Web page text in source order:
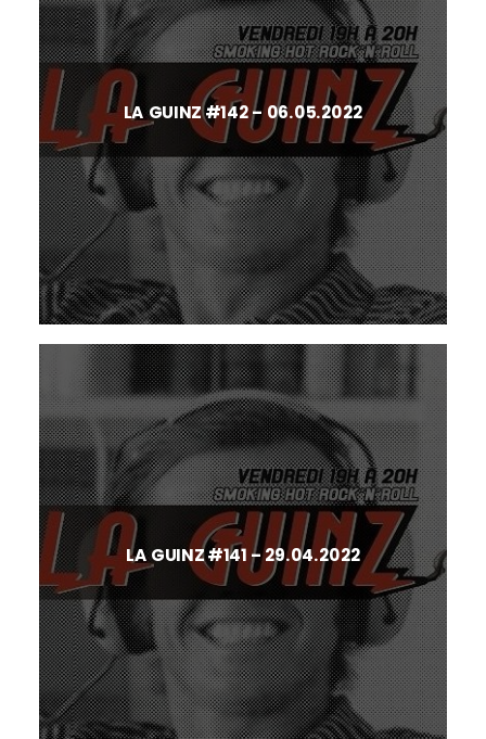
LA GUINZ #142 – 06.05.2022
LA GUINZ #141 – 29.04.2022